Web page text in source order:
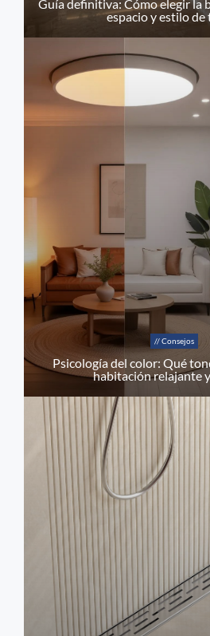
Guía definitiva: Cómo elegir la
espacio y estilo de
// Consejos
Psicología del color: Qué
habitación relajante